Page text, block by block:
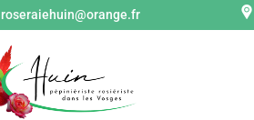
roseraiehuin@orange.fr